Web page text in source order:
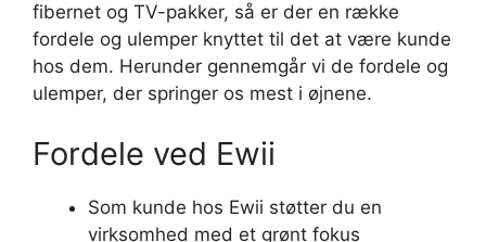
fibernet og TV-pakker, så er der en række
fordele og ulemper knyttet til det at være kunde
hos dem. Herunder gennemgår vi de fordele og
ulemper, der springer os mest i øjnene.
Fordele ved Ewii
Som kunde hos Ewii støtter du en
virksomhed med et grønt fokus